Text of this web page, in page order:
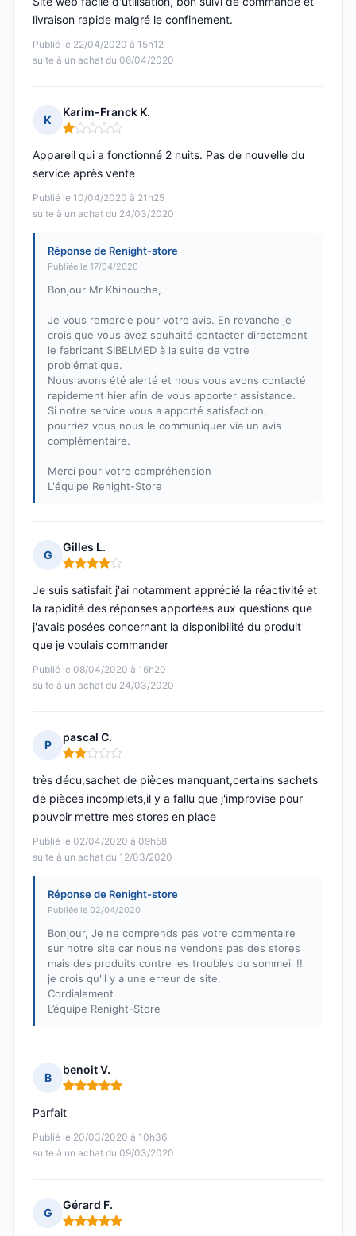
Publié le 22/04/2020 à 15h12
suite à un achat du 06/04/2020
livraison rapide malgré le confinement.
K
Karim-Franck K.
Note : 1 sur 5
Publié le 10/04/2020 à 21h25
suite à un achat du 24/03/2020
Appareil qui a fonctionné 2 nuits. Pas de nouvelle du
service après vente
Réponse de Renight-store
Publiée le 17/04/2020
Bonjour Mr Khinouche,
Je vous remercie pour votre avis. En revanche je
crois que vous avez souhaité contacter directement
le fabricant SIBELMED à la suite de votre
problématique.
Nous avons été alerté et nous vous avons contacté
rapidement hier afin de vous apporter assistance.
Si notre service vous a apporté satisfaction,
pourriez vous nous le communiquer via un avis
complémentaire.
Merci pour votre compréhension
L'équipe Renight-Store
G
Gilles L.
Note : 4 sur 5
Publié le 08/04/2020 à 16h20
suite à un achat du 24/03/2020
Je suis satisfait j'ai notamment apprécié la réactivité et
la rapidité des réponses apportées aux questions que
j'avais posées concernant la disponibilité du produit
que je voulais commander
P
pascal C.
Note : 2 sur 5
Publié le 02/04/2020 à 09h58
suite à un achat du 12/03/2020
très décu,sachet de pièces manquant,certains sachets
de pièces incomplets,il y a fallu que j'improvise pour
pouvoir mettre mes stores en place
Réponse de Renight-store
Publiée le 02/04/2020
Bonjour, Je ne comprends pas votre commentaire
sur notre site car nous ne vendons pas des stores
mais des produits contre les troubles du sommeil !!
je crois qu'il y a une erreur de site.
Cordialement
L’équipe Renight-Store
B
benoit V.
Note : 5 sur 5
Publié le 20/03/2020 à 10h36
suite à un achat du 09/03/2020
Parfait
G
Gérard F.
Note : 5 sur 5